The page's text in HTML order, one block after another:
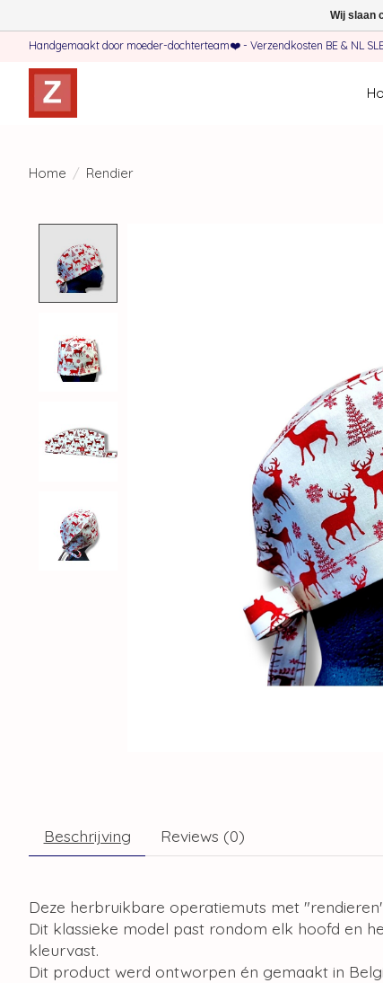
Handgemaakt door moeder-dochterteam❤️ - Verzendkosten BE & NL
Home / Rendier
Beschrijving Reviews (0)
Deze herbruikbare operatiemuts met
Dit klassieke model past rondom elk hoofd en
kleurvast.
Dit product werd ontworpen én gemaakt in
Wij slaan